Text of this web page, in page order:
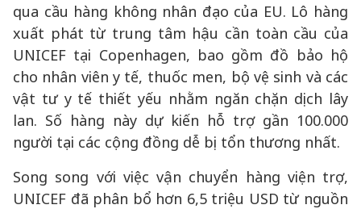
qua cầu hàng không nhân đạo của EU. Lô hàng
xuất phát từ trung tâm hậu cần toàn cầu của
UNICEF tại Copenhagen, bao gồm đồ bảo hộ
cho nhân viên y tế, thuốc men, bộ vệ sinh và các
vật tư y tế thiết yếu nhằm ngăn chặn dịch lây
lan. Số hàng này dự kiến hỗ trợ gần 100.000
người tại các cộng đồng dễ bị tổn thương nhất.
Song song với việc vận chuyển hàng viện trợ,
UNICEF đã phân bổ hơn 6,5 triệu USD từ nguồn